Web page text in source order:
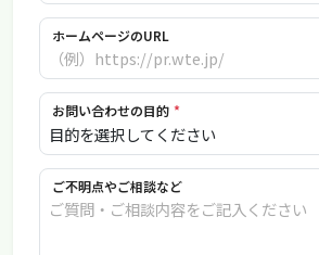
ホームページのURL
お問い合わせの目的 *
ご不明点やご相談など